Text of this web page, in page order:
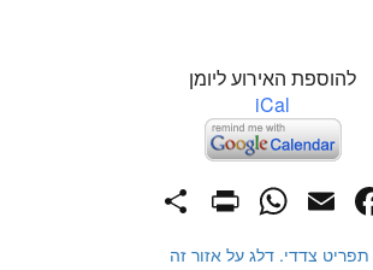
להוספת האירוע ליומן
iCal
Facebook
Email
WhatsApp
PrintFriendly
Share
תפריט צדדי. דלג על אזור זה